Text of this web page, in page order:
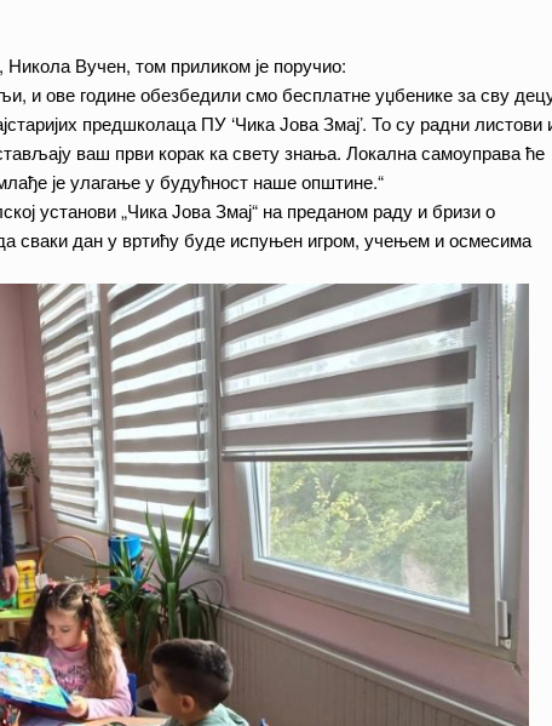
Вучен, том приликом је поручио:
и ове године обезбедили смо бесплатне уџбенике за сву
предшколаца ПУ ‘Чика Јова Змај’. То су радни листови
ваш први корак ка свету знања. Локална самоуправа ће
је улагање у будућност наше општине.“
установи „Чика Јова Змај“ на преданом раду и бризи о
сваки дан у вртићу буде испуњен игром, учењем и осмесима